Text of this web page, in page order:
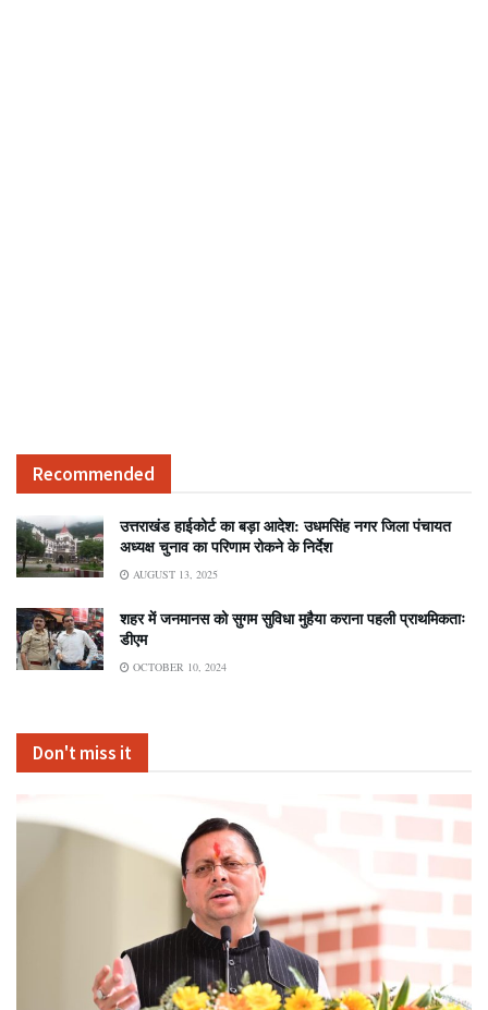
Recommended
उत्तराखंड हाईकोर्ट का बड़ा आदेश: उधमसिंह नगर जिला पंचायत
अध्यक्ष चुनाव का परिणाम रोकने के निर्देश
AUGUST 13, 2025
शहर में जनमानस को सुगम सुविधा मुहैया कराना पहली प्राथमिकताः
डीएम
OCTOBER 10, 2024
Don't miss it